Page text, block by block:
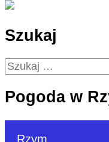
Szukaj
Szukaj:
Pogoda w